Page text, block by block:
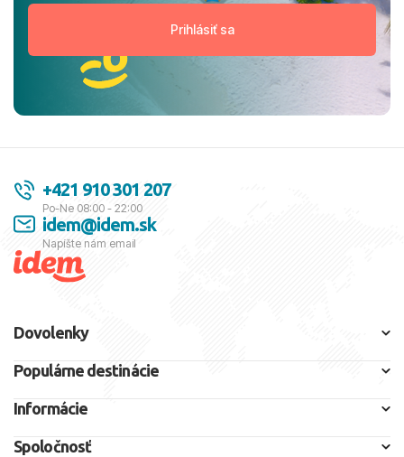
+421 910 301 207
Po-Ne 08:00 - 22:00
idem@idem.sk
Napíšte nám email
Dovolenky
Populárne destinácie
Informácie
Spoločnosť